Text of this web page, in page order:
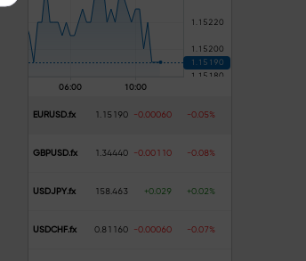
EURUSD.fx 1.15190 -0.00060 -0.05%
GBPUSD.fx 1.34440 -0.00110 -0.08%
USDJPY.fx 158.463 +0.029 +0.02%
USDCHF.fx 0.81160 -0.00060 -0.07%